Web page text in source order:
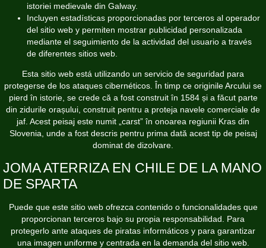
istoriei medievale din Galway.
Incluyen estadísticas proporcionadas por terceros al operador
del sitio web y permiten mostrar publicidad personalizada
mediante el seguimiento de la actividad del usuario a través
de diferentes sitios web.
Esta sitio web está utilizando un servicio de seguridad para
protegerse de los ataques cibernéticos. În timp ce originile Arcului se
pierd în istorie, se crede că a fost construit în 1584 și a făcut parte
din zidurile orașului, construit pentru a proteja navele comerciale de
jaf. Acest peisaj este numit „carst” în onoarea regiunii Kras din
Slovenia, unde a fost descris pentru prima dată acest tip de peisaj
dominat de dizolvare.
JOMA ATERRIZA EN CHILE DE LA MANO
DE SPARTA
Puede que este sitio web ofrezca contenido o funcionalidades que
proporcionan terceros bajo su propia responsabilidad. Para
protegerlo ante ataques de piratas informáticos y para garantizar
una imagen uniforme y centrada en la demanda del sitio web.